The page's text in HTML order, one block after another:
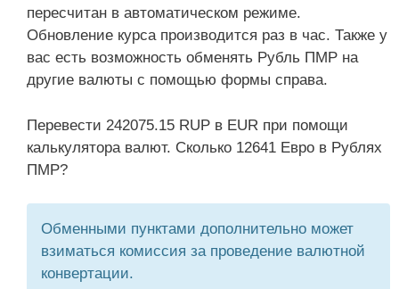
пересчитан в автоматическом режиме.
Обновление курса производится раз в час. Также у
вас есть возможность обменять Рубль ПМР на
другие валюты с помощью формы справа.
Перевести 242075.15 RUP в EUR при помощи
калькулятора валют. Сколько 12641 Евро в Рублях
ПМР?
Обменными пунктами дополнительно может
взиматься комиссия за проведение валютной
конвертации.